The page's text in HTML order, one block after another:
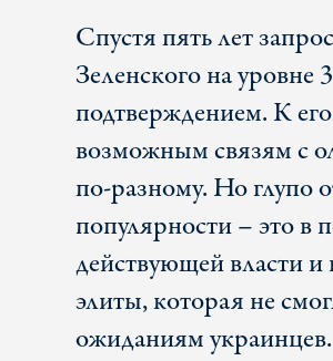
Спустя пять лет
Зеленского на уровне
подтверждением. К
возможным связям с
по-разному. Но глупо
популярности – это в
действующей власти и
элиты, которая не
ожиданиям украинцев.